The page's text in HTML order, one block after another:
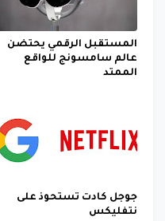
المستقبل الرقمي يحتضن
عالم سامسونج للواقع
الممتد
جوجل كادت تستحوذ على
نتفليكس